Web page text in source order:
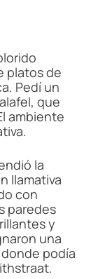
platos de
Pedí un
que
ambiente
la
llamativa
con
paredes
y
una
podía